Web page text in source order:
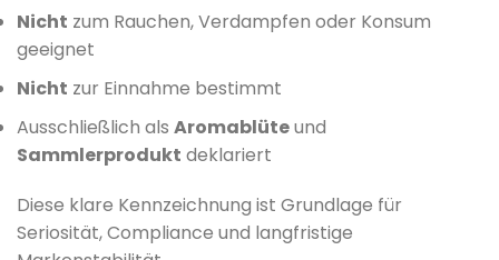
Nicht zum Rauchen, Verdampfen oder Konsum
geeignet
Nicht zur Einnahme bestimmt
Ausschließlich als Aromablüteund
Sammlerprodukt deklariert
Diese klare Kennzeichnung ist Grundlage für
Seriosität, Compliance und langfristige